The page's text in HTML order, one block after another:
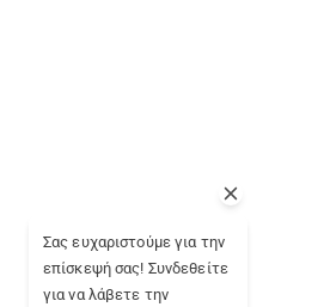
Σας ευχαριστούμε για την
επίσκεψή σας! Συνδεθείτε
για να λάβετε την